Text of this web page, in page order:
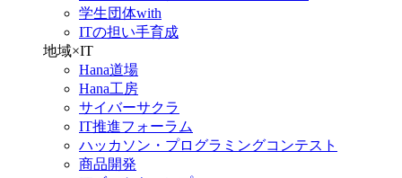
学生団体with
ITの担い手育成
地域×IT
Hana道場
Hana工房
サイバーサクラ
IT推進フォーラム
ハッカソン・プログラミングコンテスト
商品開発